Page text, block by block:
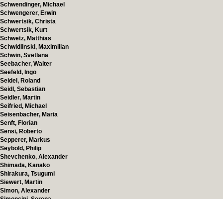
Schwendinger, Michael
Schwengerer, Erwin
Schwertsik, Christa
Schwertsik, Kurt
Schwetz, Matthias
Schwidlinski, Maximilian
Schwin, Svetlana
Seebacher, Walter
Seefeld, Ingo
Seidel, Roland
Seidl, Sebastian
Seidler, Martin
Seifried, Michael
Seisenbacher, Maria
Senft, Florian
Sensi, Roberto
Sepperer, Markus
Seybold, Philip
Shevchenko, Alexander
Shimada, Kanako
Shirakura, Tsugumi
Siewert, Martin
Simon, Alexander